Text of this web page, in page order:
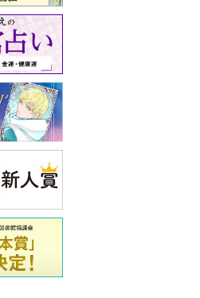
。本当に
りのLINE
た
る